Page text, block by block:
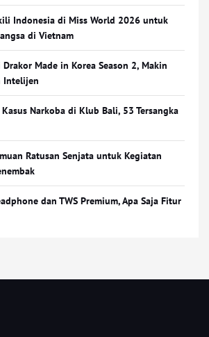
Indonesia di Miss World 2026 untuk
di Vietnam
Made in Korea Season 2, Makin
Intelijen
Narkoba di Klub Bali, 53 Tersangka
Ratusan Senjata untuk Kegiatan
dan TWS Premium, Apa Saja Fitur